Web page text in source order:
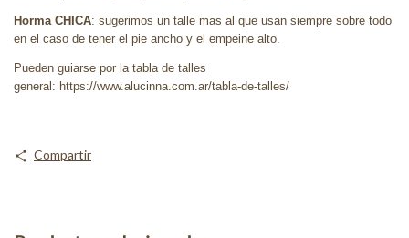
Horma CHICA: sugerimos un talle mas al que usan siempre sobre todo
en el caso de tener el pie ancho y el empeine alto.
Pueden guiarse por la tabla de talles
general: https://www.alucinna.com.ar/tabla-de-talles/
Compartir